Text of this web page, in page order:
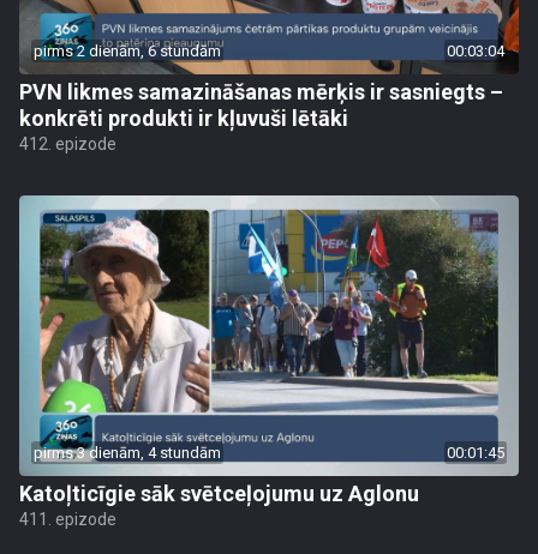
pirms 2 dienām, 6 stundām 00:03:04
PVN likmes samazināšanas mērķis ir sasniegts –
konkrēti produkti ir kļuvuši lētāki
412. epizode
pirms 3 dienām, 4 stundām 00:01:45
Katoļticīgie sāk svētceļojumu uz Aglonu
411. epizode